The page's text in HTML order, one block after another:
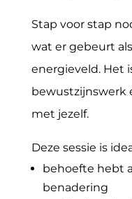
Stap voor stap
wat er gebeurt
energieveld. Het
bewustzijnswerk
met jezelf.
Deze sessie is
behoefte hebt
benadering